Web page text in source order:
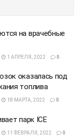
на врачебные
1 АПРЕЛЯ, 2022 0
оказалась под
топлива
18 МАРТА, 2022 0
парк ICE
11 ФЕВРАЛЯ, 2022 0